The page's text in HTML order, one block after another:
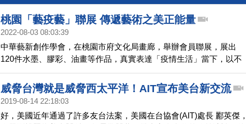
桃園「藝疫藝」聯展 傳遞藝術之美正能量
2022-08-03 08:03:39
中華藝新創作學會，在桃園市府文化局畫廊，舉辦會員聯展，展出
120件水墨、膠彩、油畫等作品，真實表達「疫情生活」當下，以不
同的藝術風貌傳達，為人類祈福的心念。
威脅台灣就是威脅西太平洋！AIT宣布美台新交流
2019-08-14 22:18:03
好，美國近年通過了許多友台法案，美國在台協會(AIT)處長 酈英傑，